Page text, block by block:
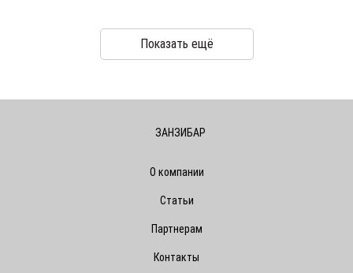
Показать ещё
ЗАНЗИБАР
О компании
Статьи
Партнерам
Контакты